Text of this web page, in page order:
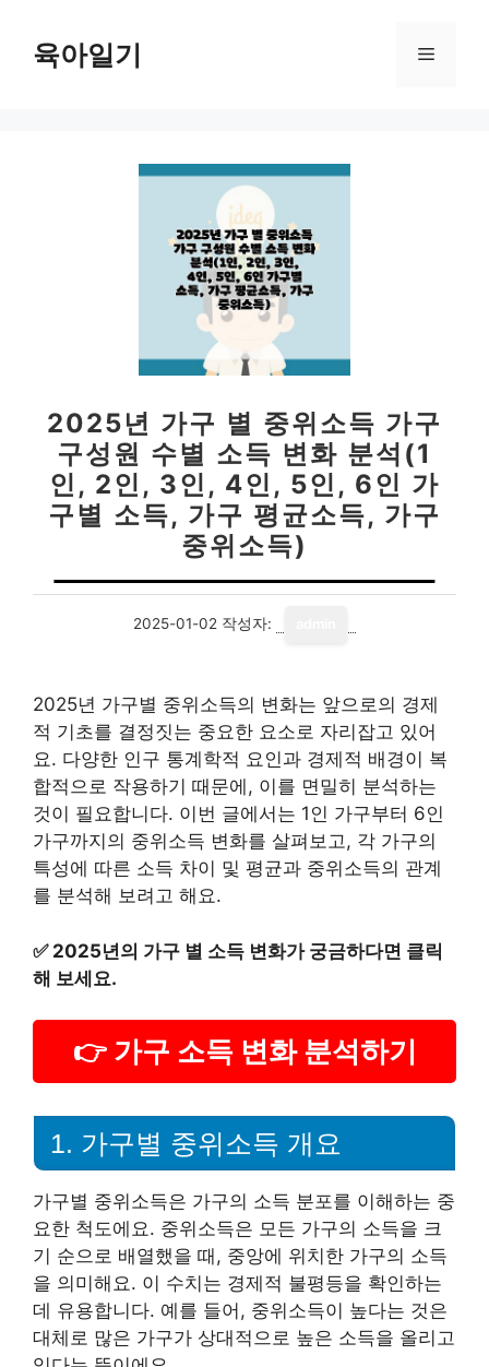
육아일기 메
2025년 가구 별 중위소득 가구
구성원 수별 소득 변화 분석(1
인, 2인, 3인, 4인, 5인, 6인 가
구별 소득, 가구 평균소득, 가구
중위소득)
2025-01-02 작성자:
2025년 가구별 중위소득의 변화는 앞으로의 경제
적 기초를 결정짓는 중요한 요소로 자리잡고 있어
요. 다양한 인구 통계학적 요인과 경제적 배경이 복
합적으로 작용하기 때문에, 이를 면밀히 분석하는
것이 필요합니다. 이번 글에서는 1인 가구부터 6인
가구까지의 중위소득 변화를 살펴보고, 각 가구의
특성에 따른 소득 차이 및 평균과 중위소득의 관계
를 분석해 보려고 해요.
✅ 2025년의 가구 별 소득 변화가 궁금하다면 클릭
해 보세요.
👉 가구 소득 변화 분석하기
1. 가구별 중위소득 개요
가구별 중위소득은 가구의 소득 분포를 이해하는 중
요한 척도에요. 중위소득은 모든 가구의 소득을 크
기 순으로 배열했을 때, 중앙에 위치한 가구의 소득
을 의미해요. 이 수치는 경제적 불평등을 확인하는
데 유용합니다. 예를 들어, 중위소득이 높다는 것은
대체로 많은 가구가 상대적으로 높은 소득을 올리고